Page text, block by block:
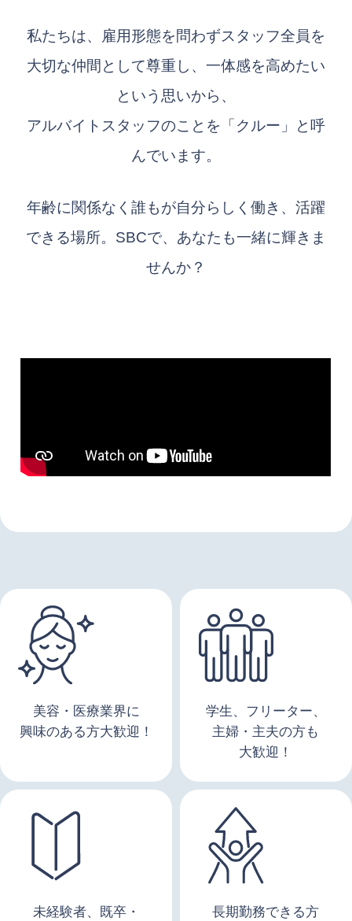
私たちは、雇用形態を問わずスタッフ全員を
大切な仲間として尊重し、一体感を高めたい
という思いから、
アルバイトスタッフのことを「クルー」と呼
んでいます。
年齢に関係なく誰もが自分らしく働き、活躍
できる場所。SBCで、あなたも一緒に輝きま
せんか？
美容・医療業界に
興味のある方大歓迎！
学生、フリーター、
主婦・主夫の方も
大歓迎！
未経験者、既卒・
長期勤務できる方